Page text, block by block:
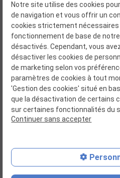
Distributeur
Siret :
Mentions
Politique de
Notre site utilise des cookies
de navigation et vous offrir un
cookies strictement
fonctionnement de base de
désactivés. Cependant, vous
désactiver les cookies de
de marketing selon vos
paramètres de cookies à tout
'Gestion des cookies' situé en
que la désactivation de certains
sur certaines fonctionnalités du
Continuer sans accepter